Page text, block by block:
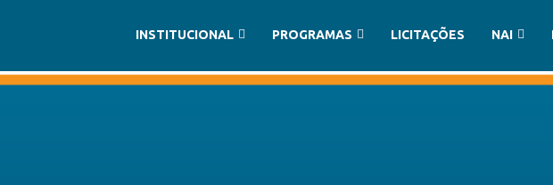
INSTITUCIONAL PROGRAMAS LICITAÇÕES NAI